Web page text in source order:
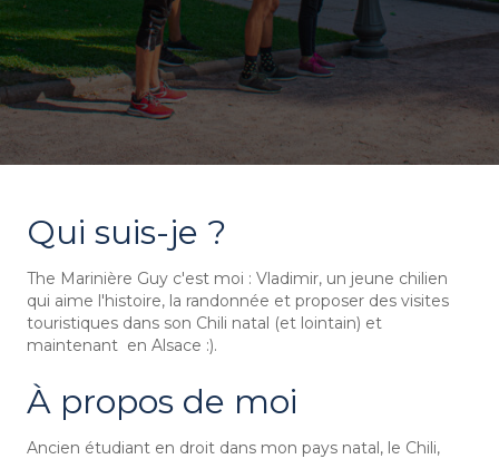
Qui suis-je ?
The Marinière Guy c'est moi : Vladimir, un jeune chilien
qui aime l'histoire, la randonnée et proposer des visites
touristiques dans son Chili natal (et lointain) et
maintenant en Alsace :).
À propos de moi
Ancien étudiant en droit dans mon pays natal, le Chili,